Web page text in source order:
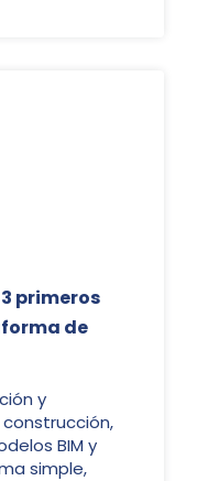
primeros
de
y
BIM y
simple,